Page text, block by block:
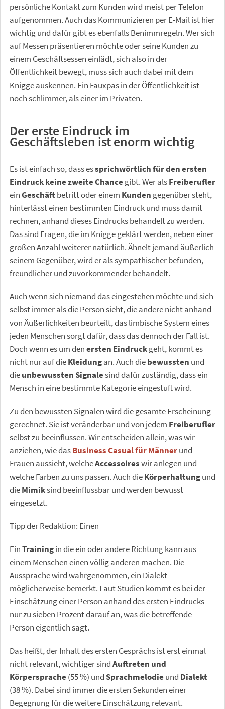
persönliche Kontakt zum Kunden wird meist per Telefon
aufgenommen. Auch das Kommunizieren per E-Mail ist hier
wichtig und dafür gibt es ebenfalls Benimmregeln. Wer sich
auf Messen präsentieren möchte oder seine Kunden zu
einem Geschäftsessen einlädt, sich also in der
Öffentlichkeit bewegt, muss sich auch dabei mit dem
Knigge auskennen. Ein Fauxpas in der Öffentlichkeit ist
noch schlimmer, als einer im Privaten.
Der erste Eindruck im
Geschäftsleben ist enorm wichtig
Es ist einfach so, dass essprichwörtlich für den ersten
Eindruck keine zweite Chancegibt. Wer alsFreiberufler
einGeschäftbetritt oder einem Kunden gegenüber steht,
hinterlässt einen bestimmten Eindruck und muss damit
rechnen, anhand dieses Eindrucks behandelt zu werden.
Das sind Fragen, die im Knigge geklärt werden, neben einer
großen Anzahl weiterer natürlich. Ähnelt jemand äußerlich
seinem Gegenüber, wird er als sympathischer befunden,
freundlicher und zuvorkommender behandelt.
Auch wenn sich niemand das eingestehen möchte und sich
selbst immer als die Person sieht, die andere nicht anhand
von Äußerlichkeiten beurteilt, das limbische System eines
jeden Menschen sorgt dafür, dass das dennoch der Fall ist.
Doch wenn es um denersten Eindruckgeht, kommt es
nicht nur auf dieKleidungan. Auch diebewussten und
dieunbewussten Signalesind dafür zuständig, dass ein
Mensch in eine bestimmte Kategorie eingestuft wird.
Zu den bewussten Signalen wird die gesamte Erscheinung
gerechnet. Sie ist veränderbar und von jedem Freiberufler
selbst zu beeinflussen. Wir entscheiden allein, was wir
anziehen, wie dasBusiness Casual für Männerund
Frauen aussieht, welcheAccessoireswir anlegen und
welche Farben zu uns passen. Auch dieKörperhaltungund
dieMimiksind beeinflussbar und werden bewusst
eingesetzt.
Tipp der Redaktion: Einen
EinTrainingin die ein oder andere Richtung kann aus
einem Menschen einen völlig anderen machen. Die
Aussprache wird wahrgenommen, ein Dialekt
möglicherweise bemerkt. Laut Studien kommt es bei der
Einschätzung einer Person anhand des ersten Eindrucks
nur zu sieben Prozent darauf an, was die betreffende
Person eigentlich sagt.
Das heißt, der Inhalt des ersten Gesprächs ist erst einmal
nicht relevant, wichtiger sindAuftreten und
Körpersprache(55 %) undSprachmelodieund Dialekt
(38 %). Dabei sind immer die ersten Sekunden einer
Begegnung für die weitere Einschätzung relevant.